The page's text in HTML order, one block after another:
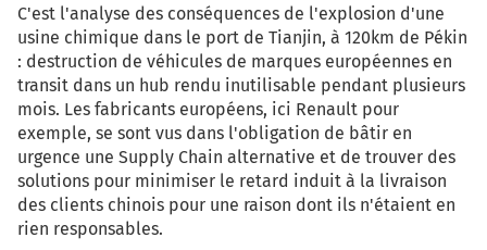
C'est l'analyse des conséquences de l'explosion d'une
usine chimique dans le port de Tianjin, à 120km de Pékin
: destruction de véhicules de marques européennes en
transit dans un hub rendu inutilisable pendant plusieurs
mois. Les fabricants européens, ici Renault pour
exemple, se sont vus dans l'obligation de bâtir en
urgence une Supply Chain alternative et de trouver des
solutions pour minimiser le retard induit à la livraison
des clients chinois pour une raison dont ils n'étaient en
rien responsables.